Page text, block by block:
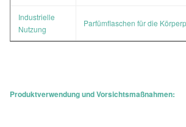
Industrielle
Nutzung
Parfümflaschen für die
Produktverwendung und Vorsichtsmaßnahmen: